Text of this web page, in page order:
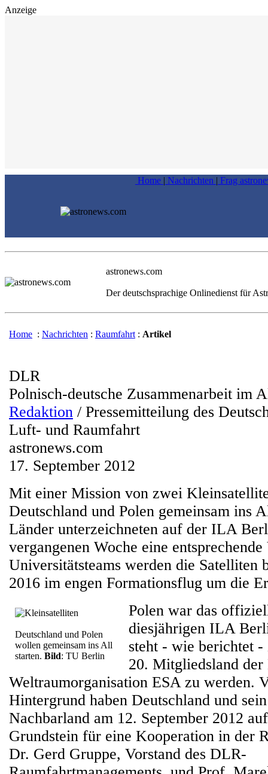
Anzeige
Home | Nachrichten | Frag
astronews.com
Der deutschsprachige Onlinedienst für
Home : Nachrichten : Raumfahrt : Artikel
DLR
Polnisch-deutsche Zusammenarbeit im
Redaktion / Pressemitteilung des
Luft- und Raumfahrt
astronews.com
17. September 2012
Mit einer Mission von zwei
Deutschland und Polen gemeinsam ins
Länder unterzeichneten auf der ILA
vergangenen Woche eine
Universitätsteams werden die Satelliten
2016 im engen Formationsflug um die
Deutschland und Polen
wollen gemeinsam ins All
starten. Bild: TU Berlin
Polen war das
diesjährigen ILA
steht - wie berichtet
20. Mitgliedsland der
Weltraumorganisation ESA zu werden.
Hintergrund haben Deutschland und
Nachbarland am 12. September 2012
Grundstein für eine Kooperation in der
Dr. Gerd Gruppe, Vorstand des DLR-